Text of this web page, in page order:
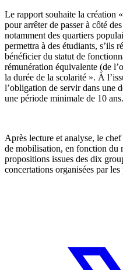
Le rapport souhaite la création
pour arrêter de passer à côté
notamment des quartiers
permettra à des étudiants, s’ils
bénéficier du statut de
rémunération équivalente (de
la durée de la scolarité ». À
l’obligation de servir dans une
une période minimale de 10 ans.
Après lecture et analyse, le
de mobilisation, en fonction du
propositions issues des dix
concertations organisées par